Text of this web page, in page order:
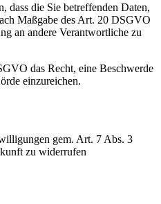
dass die Sie betreffenden Daten,
Maßgabe des Art. 20 DSGVO
an andere Verantwortliche zu
das Recht, eine Beschwerde
einzureichen.
gem. Art. 7 Abs. 3
zu widerrufen